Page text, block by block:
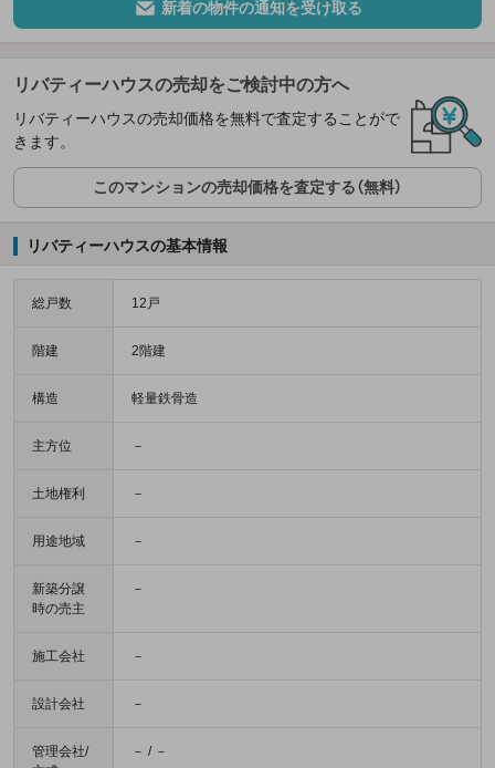
新着の物件の通知を受け取る
リバティーハウスの売却をご検討中の方へ
リバティーハウスの売却価格を無料で査定することがで
きます。
このマンションの売却価格を査定する（無料）
リバティーハウスの基本情報
総戸数 12戸
階建 2階建
構造 軽量鉄骨造
主方位 －
土地権利 －
用途地域 －
新築分譲
時の売主
－
施工会社 －
設計会社 －
管理会社/
－ / －